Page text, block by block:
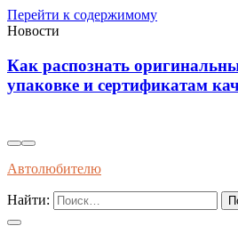
Перейти к содержимому
Новости
Инновационные решения для
самовосстанавливающейся
Автолюбителю
Найти: